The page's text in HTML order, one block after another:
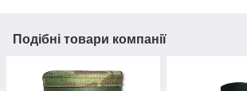
Подібні товари компанії